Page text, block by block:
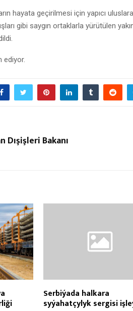
hayata geçirilmesi için yapıcı
gibi saygın ortaklarla yürütülen
ediyor.
Bakanı
Serbiýada halkara
syýahatçylyk sergisi